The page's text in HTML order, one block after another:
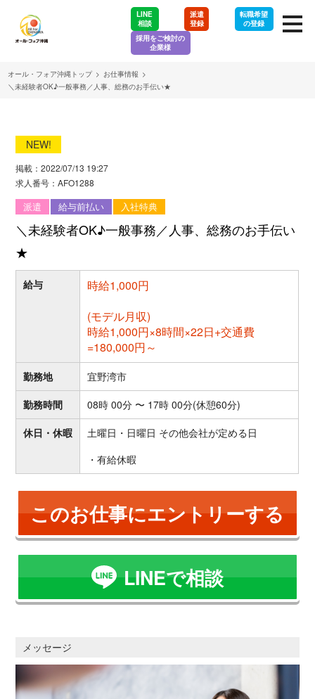
LINE
相談
派遣
登録
転職希望
の登録
採用をご検討の
企業様
オール・フォア沖縄トップ > お仕事情報 >
＼未経験者OK♪一般事務／人事、総務のお手伝い★
NEW!
掲載：2022/07/13 19:27
求人番号：AFO1288
派遣 給与前払い 入社特典
＼未経験者OK♪一般事務／人事、総務のお手伝い
★
給与
時給1,000円
(モデル月収)
時給1,000円×8時間×22日+交通費
=180,000円～
勤務地
宜野湾市
勤務時間
08時 00分 〜 17時 00分(休憩60分)
休日・休暇
土曜日・日曜日 その他会社が定める日
・有給休暇
このお仕事にエントリーする
LINEで相談
メッセージ